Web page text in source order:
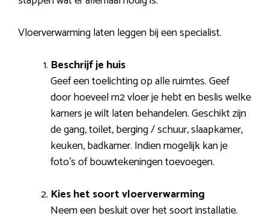
Vloerverwarming laten leggen bij een specialist.
Beschrijf je huis
Geef een toelichting op alle ruimtes. Geef
door hoeveel m2 vloer je hebt en beslis welke
kamers je wilt laten behandelen. Geschikt zijn
de gang, toilet, berging / schuur, slaapkamer,
keuken, badkamer. Indien mogelijk kan je
foto’s of bouwtekeningen toevoegen.
Kies het soort vloerverwarming
Neem een besluit over het soort installatie.